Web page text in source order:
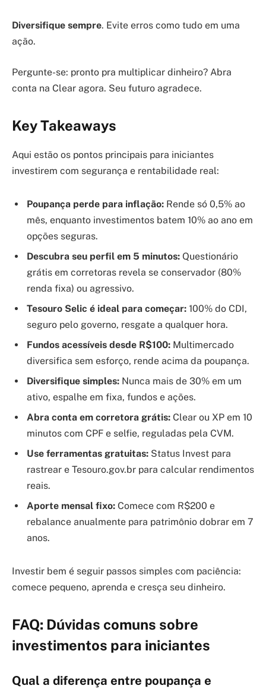
Diversifique sempre. Evite erros como tudo em uma
ação.
Pergunte-se: pronto pra multiplicar dinheiro? Abra
conta na Clear agora. Seu futuro agradece.
Key Takeaways
Aqui estão os pontos principais para iniciantes
investirem com segurança e rentabilidade real:
Poupança perde para inflação: Rende só 0,5% ao
mês, enquanto investimentos batem 10% ao ano em
opções seguras.
Descubra seu perfil em 5 minutos: Questionário
grátis em corretoras revela se conservador (80%
renda fixa) ou agressivo.
Tesouro Selic é ideal para começar: 100% do CDI,
seguro pelo governo, resgate a qualquer hora.
Fundos acessíveis desde R$100: Multimercado
diversifica sem esforço, rende acima da poupança.
Diversifique simples: Nunca mais de 30% em um
ativo, espalhe em fixa, fundos e ações.
Abra conta em corretora grátis: Clear ou XP em 10
minutos com CPF e selfie, reguladas pela CVM.
Use ferramentas gratuitas: Status Invest para
rastrear e Tesouro.gov.br para calcular rendimentos
reais.
Aporte mensal fixo: Comece com R$200 e
rebalance anualmente para patrimônio dobrar em 7
anos.
Investir bem é seguir passos simples com paciência:
comece pequeno, aprenda e cresça seu dinheiro.
FAQ: Dúvidas comuns sobre
investimentos para iniciantes
Qual a diferença entre poupança e